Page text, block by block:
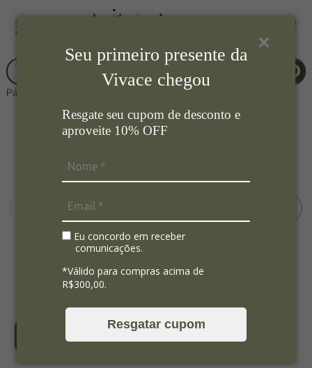
Seu primeiro presente da
Vivace chegou
Resgate seu cupom de desconto e
aproveite 10% OFF
Eu concordo em receber
comunicações.
*Válido para compras acima de
R$300,00.
Resgatar cupom
Página Inicial Batedeira